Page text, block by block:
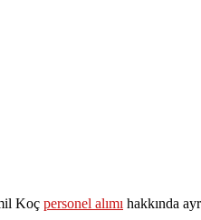
Koç personel alımı hakkında